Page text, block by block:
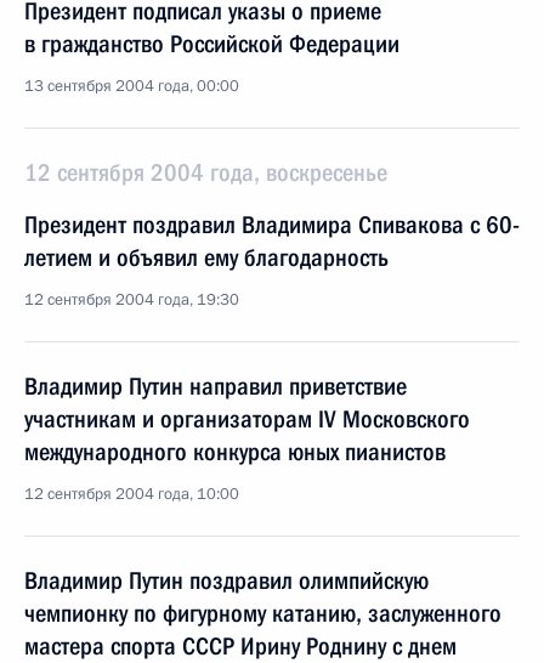
Президент подписал указы о приеме
в гражданство Российской Федерации
13 сентября 2004 года, 00:00
12 сентября 2004 года, воскресенье
Президент поздравил Владимира Спивакова с 60-
летием и объявил ему благодарность
12 сентября 2004 года, 19:30
Владимир Путин направил приветствие
участникам и организаторам IV Московского
международного конкурса юных пианистов
12 сентября 2004 года, 10:00
Владимир Путин поздравил олимпийскую
чемпионку по фигурному катанию, заслуженного
мастера спорта СССР Ирину Роднину с днем